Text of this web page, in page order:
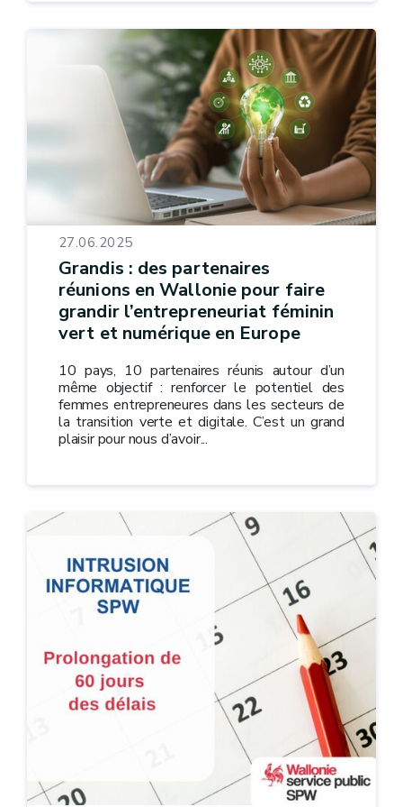
27.06.2025
Grandis : des partenaires
réunions en Wallonie pour faire
grandir l’entrepreneuriat féminin
vert et numérique en Europe
10 pays, 10 partenaires réunis autour d’un
même objectif : renforcer le potentiel des
femmes entrepreneures dans les secteurs de
la transition verte et digitale. C’est un grand
plaisir pour nous d’avoir...